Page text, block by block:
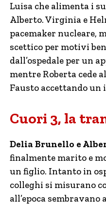
Luisa che alimenta i
Alberto. Virginia e
pacemaker nucleare,
scettico per motivi
dall’ospedale per un
mentre Roberta cede
Fausto accettando un
Cuori 3, la
Delia Brunello e
finalmente marito e
un figlio. Intanto in
colleghi si misurano
all’epoca